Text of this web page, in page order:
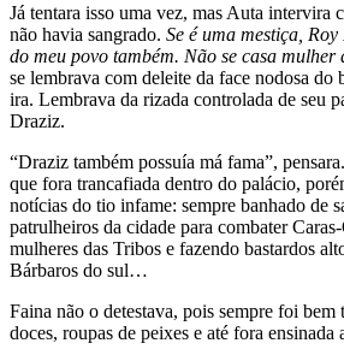
Já tentara isso uma vez, mas Auta intervira
não havia sangrado. Se é uma mestiça,
do meu povo também. Não se casa mulher
se lembrava com deleite da face nodosa do
ira. Lembrava da rizada controlada de seu
Draziz.
“Draziz também possuía má fama”,
que fora trancafiada dentro do palácio,
notícias do tio infame: sempre banhado de
patrulheiros da cidade para combater
mulheres das Tribos e fazendo bastardos
Bárbaros do sul…
Faina não o detestava, pois sempre foi bem
doces, roupas de peixes e até fora ensinada